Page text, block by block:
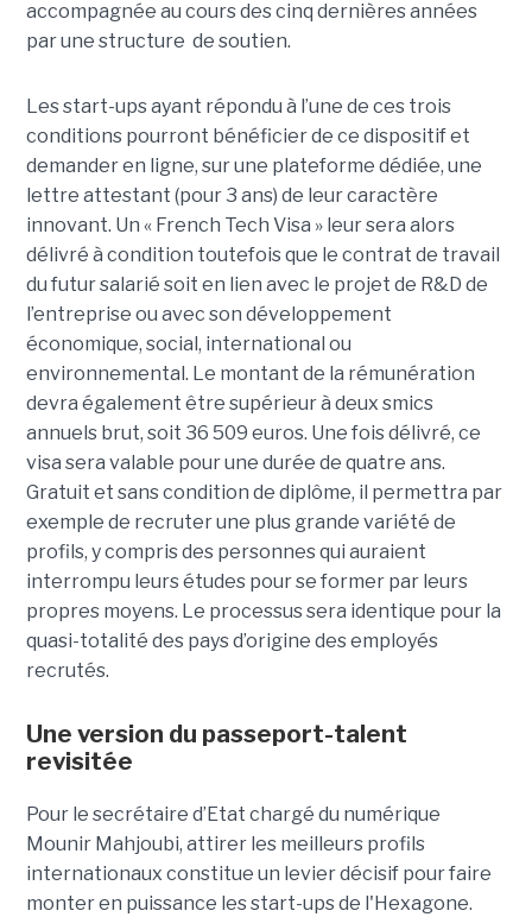
accompagnée au cours des cinq dernières années
par une structure de soutien.
Les start-ups ayant répondu à l’une de ces trois
conditions pourront bénéficier de ce dispositif et
demander en ligne, sur une plateforme dédiée, une
lettre attestant (pour 3 ans) de leur caractère
innovant. Un « French Tech Visa » leur sera alors
délivré à condition toutefois que le contrat de travail
du futur salarié soit en lien avec le projet de R&D de
l’entreprise ou avec son développement
économique, social, international ou
environnemental. Le montant de la rémunération
devra également être supérieur à deux smics
annuels brut, soit 36 509 euros. Une fois délivré, ce
visa sera valable pour une durée de quatre ans.
Gratuit et sans condition de diplôme, il permettra par
exemple de recruter une plus grande variété de
profils, y compris des personnes qui auraient
interrompu leurs études pour se former par leurs
propres moyens. Le processus sera identique pour la
quasi-totalité des pays d’origine des employés
recrutés.
Une version du passeport-talent
revisitée
Pour le secrétaire d’Etat chargé du numérique
Mounir Mahjoubi, attirer les meilleurs profils
internationaux constitue un levier décisif pour faire
monter en puissance les start-ups de l'Hexagone.